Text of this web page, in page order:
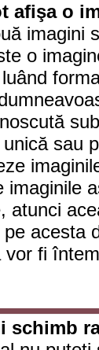
afişa o
imagini
o
sau
imaginile
atunci
acesta
vor fi
schimb